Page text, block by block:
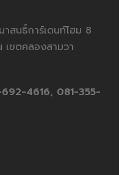
นธิ์การ์เดนท์โฮม 8
ขตคลองสามวา
4616, 081-355-